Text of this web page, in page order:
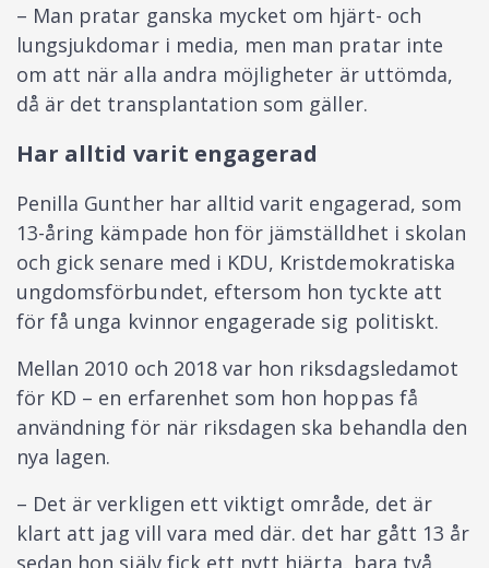
– Man pratar ganska mycket om hjärt- och
lungsjukdomar i media, men man pratar inte
om att när alla andra möjligheter är uttömda,
då är det transplantation som gäller.
Har alltid varit engagerad
Penilla Gunther har alltid varit engagerad, som
13-åring kämpade hon för jämställdhet i skolan
och gick senare med i KDU, Kristdemokratiska
ungdomsförbundet, eftersom hon tyckte att
för få unga kvinnor engagerade sig politiskt.
Mellan 2010 och 2018 var hon riksdagsledamot
för KD – en erfarenhet som hon hoppas få
användning för när riksdagen ska behandla den
nya lagen.
– Det är verkligen ett viktigt område, det är
klart att jag vill vara med där. det har gått 13 år
sedan hon själv fick ett nytt hjärta, bara två